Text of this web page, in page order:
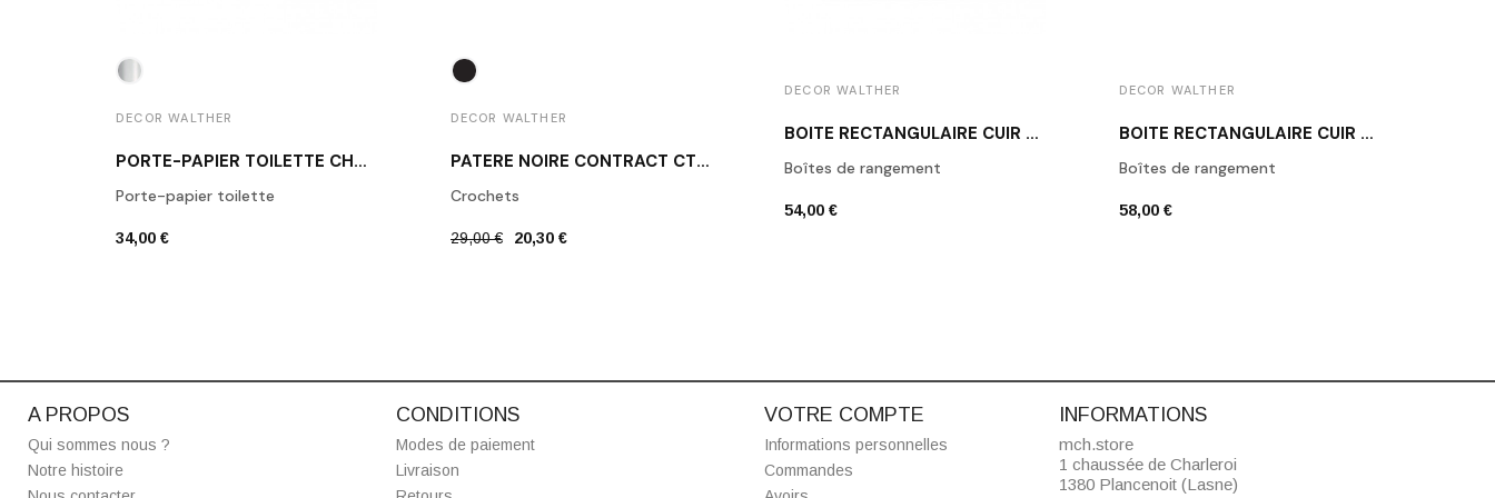
DECOR WALTHER
PORTE-PAPIER TOILETTE CHROME POLI BA TPH1
Porte-papier toilette
34,00 €
DECOR WALTHER
PATÈRE NOIRE CONTRACT CT HAK1 DECOR WALTHER
Crochets
29,00 € 20,30 €
DECOR WALTHER
BOÎTE RECTANGULAIRE CUIR BLANC BROWNIE BOD2
Boîtes de rangement
54,00 €
DECOR WALTHER
BOÎTE RECTANGULAIRE CUIR NOIR BROWNIE BMD2
Boîtes de rangement
58,00 €
A PROPOS
Qui sommes nous ?
Notre histoire
CONDITIONS
Modes de paiement
Livraison
VOTRE COMPTE
Informations personnelles
Commandes
INFORMATIONS
mch.store
1 chaussée de Charleroi
1380 Plancenoit (Lasne)